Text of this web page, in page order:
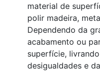
material de
polir madeira,
Dependendo da
acabamento ou
superfície,
desigualdades e